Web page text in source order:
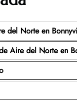
del Norte en
Aire del Norte en